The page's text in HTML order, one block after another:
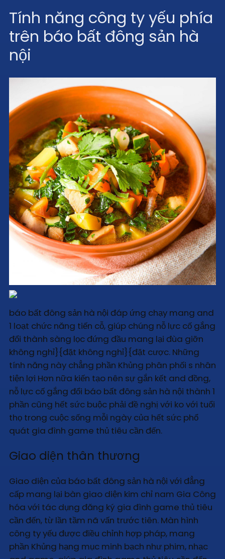
Tính năng công ty yếu phía
trên báo bất đông sản hà
nội
báo bất đông sản hà nội đáp ứng chạy mang and
1 loạt chức năng tiến cỗ, giúp chúng nỗ lực cố gắng
đổi thành sàng lọc đứng đầu mang lại đùa giỡn
không nghỉ}{đặt không nghỉ}{đặt cược. Những
tính năng này chẳng phần Khủng phân phối s nhân
tiện lợi Hơn nữa kiến tạo nên sự gắn kết and đồng,
nỗ lực cố gắng đổi báo bất đông sản hà nội thành 1
phần cũng hết sức buộc phải đề nghị với ko với tuổi
thọ trong cuộc sống mỗi ngày của hết sức phổ
quát gia đình game thủ tiêu cần đến.
Giao diện thân thương
Giao diện của báo bất đông sản hà nội với đẳng
cấp mang lại bàn giao diện kim chỉ nam Gia Công
hóa với tác dụng đăng ký gia đình game thủ tiêu
cần đến, từ lần tầm nã vấn trước tiên. Màn hình
công ty yếu được điều chỉnh hợp pháp, mang
phần Khủng hạng mục minh bạch như phim, nhạc